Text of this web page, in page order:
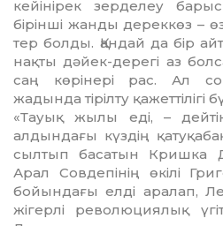
кейінірек зерделеу
бірінші жанды де­реккөз –
тер болды. Қандай да бір
нақты дәйек-де­регі аз
саң көрінері рас. Ал
жадында тірілту қажеттілігі
«Тауық жылы еді, –
алдындағы күздің
сыл­тып басатын Кришка
Арал Совдепінің өкілі
бойын­дағы елді аралап,
жігерлі революциялық